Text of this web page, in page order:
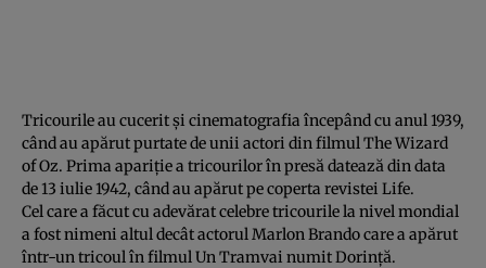
Tricourile au cucerit şi cinematografia începând cu anul 1939,
când au apărut purtate de unii actori din filmul The Wizard
of Oz. Prima apariţie a tricourilor în presă datează din data
de 13 iulie 1942, când au apărut pe coperta revistei Life.
Cel care a făcut cu adevărat celebre tricourile la nivel mondial
a fost nimeni altul decât actorul Marlon Brando care a apărut
într-un tricoul în filmul Un Tramvai numit Dorinţă.